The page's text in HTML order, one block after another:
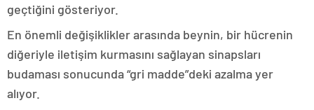
geçtiğini gösteriyor.
En önemli değişiklikler arasında beynin, bir hücrenin
diğeriyle iletişim kurmasını sağlayan sinapsları
budaması sonucunda “gri madde”deki azalma yer
alıyor.